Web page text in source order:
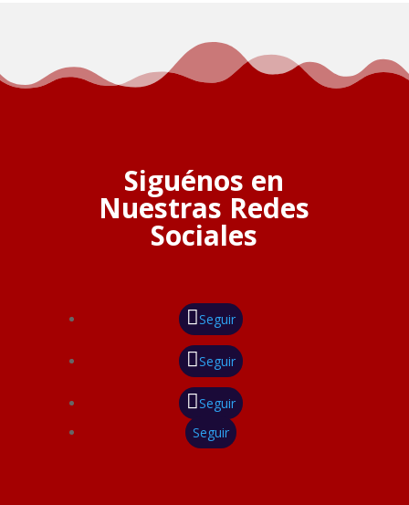
Siguénos en
Nuestras Redes
Sociales
Seguir
Seguir
Seguir
Seguir